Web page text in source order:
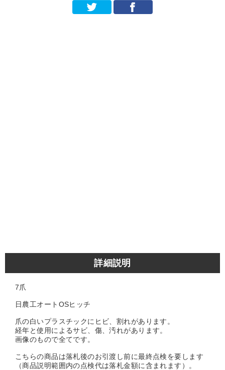
詳細説明
7爪
日農工オートOSヒッチ
爪の白いプラスチックにヒビ、割れがあります。
経年と使用によるサビ、傷、汚れがあります。
画像のもので全てです。
こちらの商品は落札後のお引渡し前に最終点検を要します
（商品説明範囲内の点検代は落札金額に含まれます）。